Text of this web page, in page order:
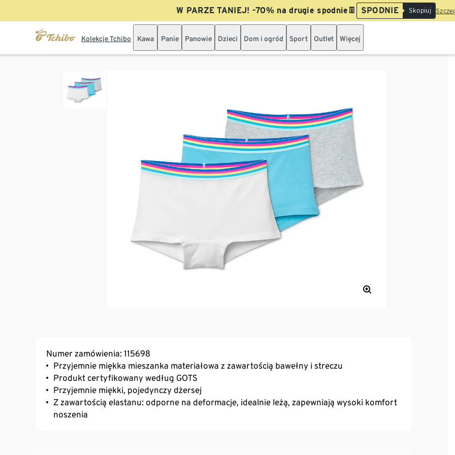
W PARZE TANIEJ! -70% na drugie spodnie👖 SPODNIE Skopiuj
Kolekcje Tchibo Kawa Panie Panowie Dzieci Dom i ogród Sport Outlet Więcej
Numer zamówienia: 115698
Przyjemnie miękka mieszanka materiałowa z zawartością bawełny i streczu
Produkt certyfikowany według GOTS
Przyjemnie miękki, pojedynczy dżersej
Z zawartością elastanu: odporne na deformacje, idealnie leżą, zapewniają wysoki komfort
noszenia